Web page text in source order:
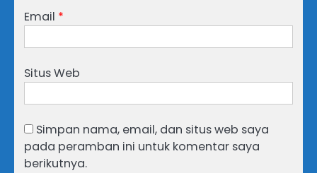
Email *
Situs Web
Simpan nama, email, dan situs web saya
pada peramban ini untuk komentar saya
berikutnya.